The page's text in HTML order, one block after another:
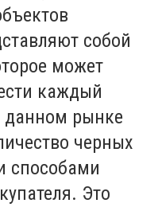
собой
может
каждый
рынке
черных
способами
Это